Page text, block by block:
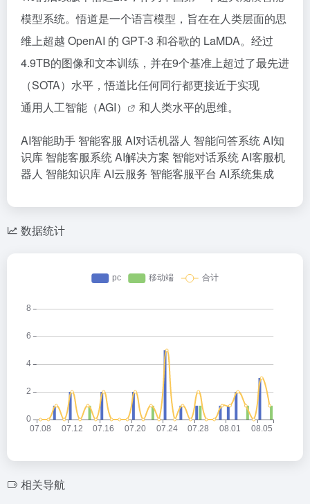
模型系统。悟道是一个语言模型，旨在在人类层面的思
维上超越 OpenAI 的 GPT-3 和谷歌的 LaMDA。经过
4.9TB的图像和文本训练，并在9个基准上超过了最先进
（SOTA）水平，悟道比任何同行都更接近于实现
通用人工智能（AGI）
和人类水平的思维。
AI智能助手 智能客服 AI对话机器人 智能问答系统AI知
识库 智能客服系统AI解决方案 智能对话系统AI客服机
器人 智能知识库AI云服务 智能客服平台 AI系统集成
数据统计
相关导航